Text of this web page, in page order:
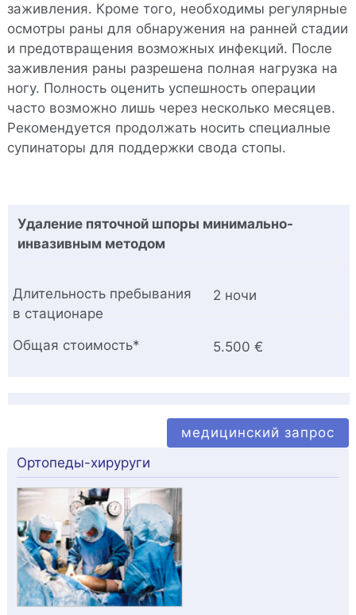
заживления. Кроме того, необходимы регулярные
осмотры раны для обнаружения на ранней стадии
и предотвращения возможных инфекций. После
заживления раны разрешена полная нагрузка на
ногу. Полность оценить успешность операции
часто возможно лишь через несколько месяцев.
Рекомендуется продолжать носить специалные
супинаторы для поддержки свода стопы.
Удаление пяточной шпоры минимально-
инвазивным методом
2 ночи
5.500 €
медицинский запрос
Ортопеды-хируруги